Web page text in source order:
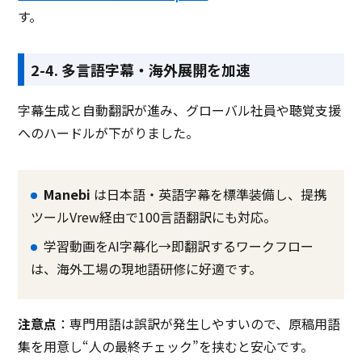
す。
2-4. 多言語字幕・海外展開を加速
字幕生成と自動翻訳が進み、グローバル社員や聴覚支援
へのハードルが下がりました。
Manebi は日本語・英語字幕を標準装備し、提携
ツールVrew経由で100言語翻訳にも対応。
学習動画をAI字幕化→即翻訳するワークフロー
は、海外工場の現地語研修に好適です。
注意点 ：専門用語は誤訳が発生しやすいので、原稿用語
集を用意し“人の最終チェック”を挟むと安心です。